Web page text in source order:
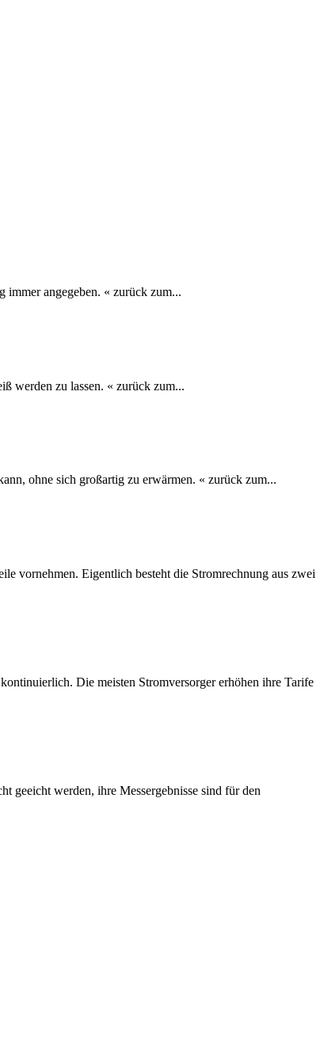
immer angegeben. « zurück zum...
werden zu lassen. « zurück zum...
ohne sich großartig zu erwärmen. « zurück zum...
vornehmen. Eigentlich besteht die Stromrechnung aus zwei
Die meisten Stromversorger erhöhen ihre Tarife
geeicht werden, ihre Messergebnisse sind für den